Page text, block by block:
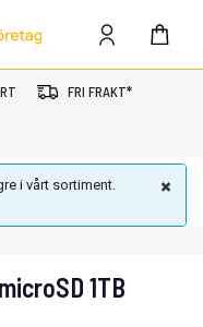
FRI FRAKT*
i vårt sortiment.
1TB